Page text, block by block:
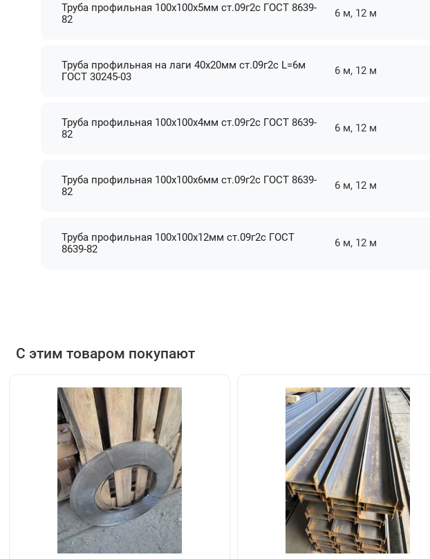
Труба профильная 100х100х5мм ст.09г2с ГОСТ 8639-
82
6 м, 12 м
Труба профильная на лаги 40х20мм ст.09г2с L=6м
ГОСТ 30245-03
6 м, 12 м
Труба профильная 100х100х4мм ст.09г2с ГОСТ 8639-
82
6 м, 12 м
Труба профильная 100х100х6мм ст.09г2с ГОСТ 8639-
82
6 м, 12 м
Труба профильная 100х100х12мм ст.09г2с ГОСТ
8639-82
6 м, 12 м
С этим товаром покупают